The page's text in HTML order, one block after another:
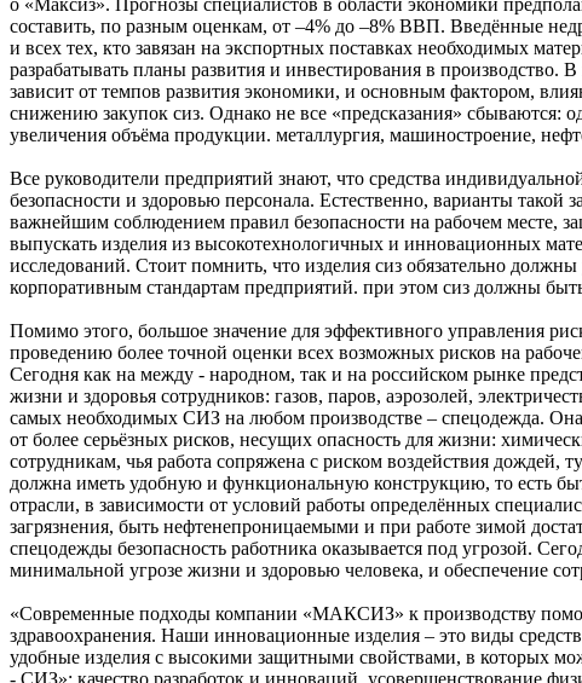
составить, по разным оценкам, от –4% до –8% ВВП. Введённые
и всех тех, кто завязан на экспортных поставках необходимых
разрабатывать планы развития и инвестирования в производство.
зависит от темпов развития экономики, и основным фактором,
снижению закупок сиз. Однако не все «предсказания» сбываются:
увеличения объёма продукции. металлургия, машиностроение,
Все руководители предприятий знают, что средства
безопасности и здоровью персонала. Естественно, варианты
важнейшим соблюдением правил безопасности на рабочем месте,
выпускать изделия из высокотехнологичных и инновационных
исследований. Стоит помнить, что изделия сиз обязательно
корпоративным стандартам предприятий. при этом сиз должны
Помимо этого, большое значение для эффективного управления
проведению более точной оценки всех возможных рисков на
Сегодня как на между - народном, так и на российском рынке
жизни и здоровья сотрудников: газов, паров, аэрозолей,
самых необходимых СИЗ на любом производстве – спецодежда.
от более серьёзных рисков, несущих опасность для жизни:
сотрудникам, чья работа сопряжена с риском воздействия
должна иметь удобную и функциональную конструкцию, то есть
отрасли, в зависимости от условий работы определённых
загрязнения, быть нефтенепроницаемыми и при работе зимой
спецодежды безопасность работника оказывается под угрозой.
минимальной угрозе жизни и здоровью человека, и обеспечение
«Современные подходы компании «МАКСИЗ» к производству
здравоохранения. Наши инновационные изделия – это виды
удобные изделия с высокими защитными свойствами, в которых
- СИЗ»: качество разработок и инноваций, усовершенствование